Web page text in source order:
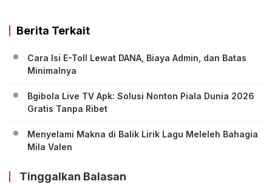
Berita Terkait
Cara Isi E-Toll Lewat DANA, Biaya Admin, dan Batas
Minimalnya
Bgibola Live TV Apk: Solusi Nonton Piala Dunia 2026
Gratis Tanpa Ribet
Menyelami Makna di Balik Lirik Lagu Meleleh Bahagia
Mila Valen
Tinggalkan Balasan